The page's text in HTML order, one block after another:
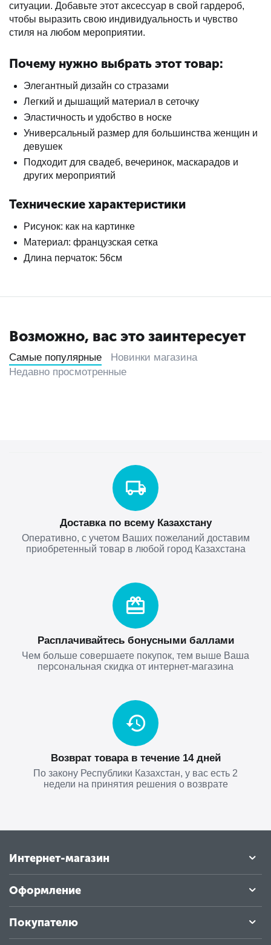
ситуации. Добавьте этот аксессуар в свой гардероб,
чтобы выразить свою индивидуальность и чувство
стиля на любом мероприятии.
Почему нужно выбрать этот товар:
Элегантный дизайн со стразами
Легкий и дышащий материал в сеточку
Эластичность и удобство в носке
Универсальный размер для большинства женщин и
девушек
Подходит для свадеб, вечеринок, маскарадов и
других мероприятий
Технические характеристики
Рисунок: как на картинке
Материал: французская сетка
Длина перчаток: 56см
Возможно, вас это заинтересует
Самые популярные
Новинки магазина
Недавно просмотренные
Доставка по всему Казахстану
Оперативно, с учетом Ваших пожеланий доставим
приобретенный товар в любой город Казахстана
Расплачивайтесь бонусными баллами
Чем больше совершаете покупок, тем выше Ваша
персональная скидка от интернет-магазина
Возврат товара в течение 14 дней
По закону Республики Казахстан, у вас есть 2
недели на принятия решения о возврате
Интернет-магазин
Оформление
Покупателю